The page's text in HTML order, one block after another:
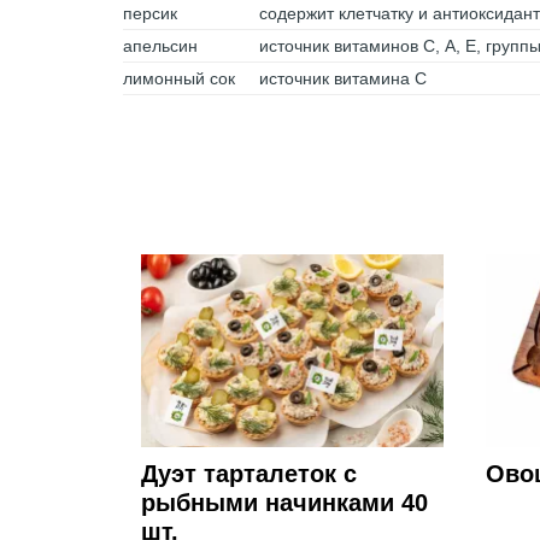
персик
содержит клетчатку и
апельсин
источник витаминов С, А, Е,
лимонный сок
источник витамина C
Дуэт тарталеток с
рыбными начинками 40
шт.